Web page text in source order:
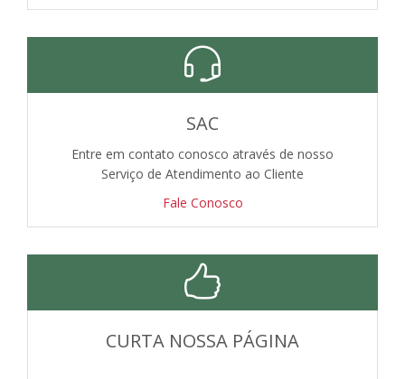
SAC
Entre em contato conosco através de nosso
Serviço de Atendimento ao Cliente
Fale Conosco
CURTA NOSSA PÁGINA